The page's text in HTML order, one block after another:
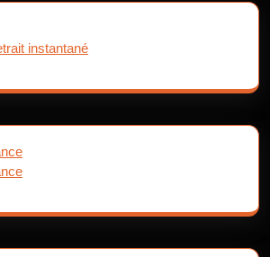
instantané